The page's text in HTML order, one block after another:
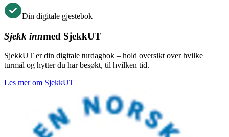
Din digitale gjestebok
Sjekk innmed SjekkUT
SjekkUT er din digitale turdagbok – hold oversikt over hvilke
turmål og hytter du har besøkt, til hvilken tid.
Les mer om SjekkUT